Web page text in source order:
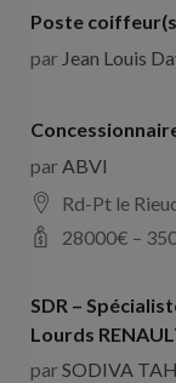
Poste
par Jean Louis
parABVI
Rd-Pt le
28000€ –
SDR –
Lourds
parSODIVA